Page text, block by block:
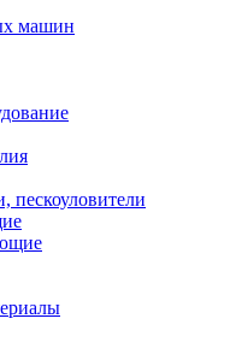
машин
пескоуловители